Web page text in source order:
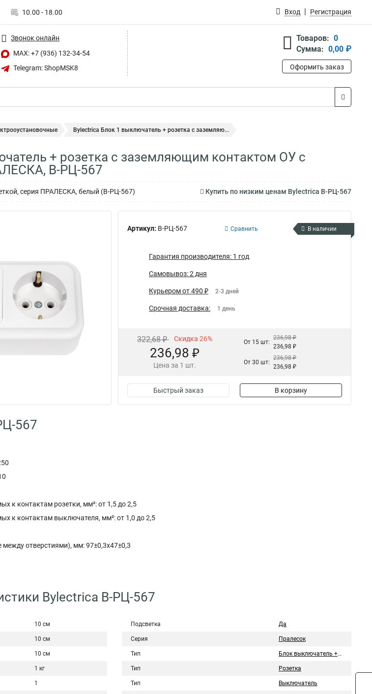
10.00 - 18.00 Вход Регистрация
Звонок онлайн
MAX: +7 (936) 132-34-54
Telegram: ShopMSK8
Товаров: 0
Сумма: 0,00 ₽
Оформить заказ
Bylectrica Блок 1 выключатель + розетка с заземляю...
+ розетка с заземляющим контактом ОУ с
В-РЦ-567
серия ПРАЛЕСКА, белый (В-РЦ-567) Купить по низким ценам Bylectrica В-РЦ-567
Артикул: В-РЦ-567 Сравнить В наличии
Гарантия производителя: 1 год
Самовывоз: 2 дня
Курьером от 490 ₽ 2-3 дней
Срочная доставка: 1 день
322,68 ₽ Скидка 26%
236,98 ₽
Цена за 1 шт.
От 15 шт:
236,98 ₽
236,98 ₽
От 30 шт:
236,98 ₽
236,98 ₽
Быстрый заказ В корзину
567
к контактам розетки, мм²: от 1,5 до 2,5
к контактам выключателя, мм²: от 1,0 до 2,5
отверстиями), мм: 97±0,3х47±0,3
Bylectrica В-РЦ-567
10 см
10 см
10 см
1 кг
1
Подсветка Да
Серия Пралесок
Тип Блок выключатель + розетка
Тип Розетка
Тип Выключатель